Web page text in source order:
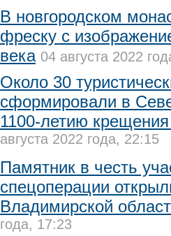
В новгородском
фреску с
века 04 августа 2022
Около 30
сформировали в
1100-летию
августа 2022 года, 22:15
Памятник в честь
спецоперации
Владимирской
года, 17:23